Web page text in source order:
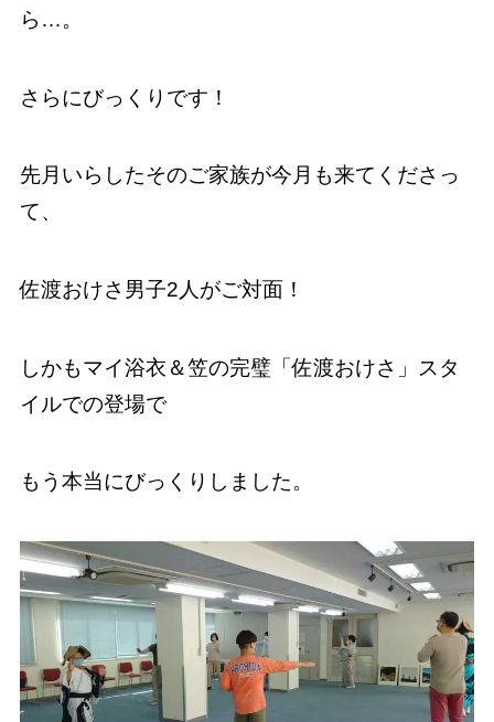
ら…。
さらにびっくりです！
先月いらしたそのご家族が今月も来てくださっ
て、
佐渡おけさ男子2人がご対面！
しかもマイ浴衣＆笠の完璧「佐渡おけさ」スタ
イルでの登場で
もう本当にびっくりしました。